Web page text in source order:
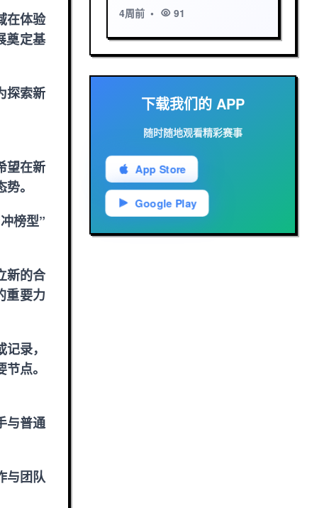
在体验
奠定基
探索新
望在新
。
榜型”
新的合
重要力
录，
点。
与普通
与团队
奇荣耀共铸巅峰史诗
4周前 • 91
下载我们的 APP
随时随地观看精彩赛事
App Store
Google Play